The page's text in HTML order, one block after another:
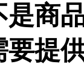
商
要提